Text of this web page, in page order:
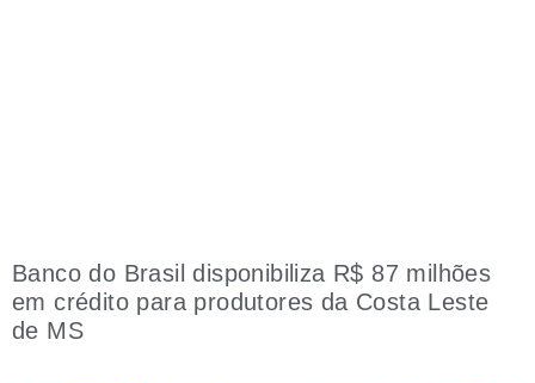
Banco do Brasil disponibiliza R$ 87 milhões
em crédito para produtores da Costa Leste
de MS